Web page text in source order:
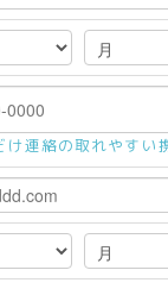
連絡の取れやすい